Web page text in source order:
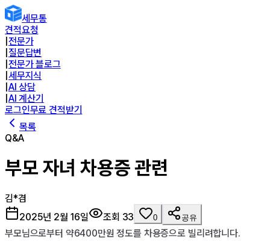
세무통
견적요청
전문가
질문답변
전문가 블로그
세무지식
AI 상담
AI 계산기
로그인무료 견적받기
목록
Q&A
부모 자녀 차용증 관련
김*겸
2025년 2월 16일
조회 33 0 공유
부모님으로부터 약6400만원 정도를 차용증으로 빌리려합니다.